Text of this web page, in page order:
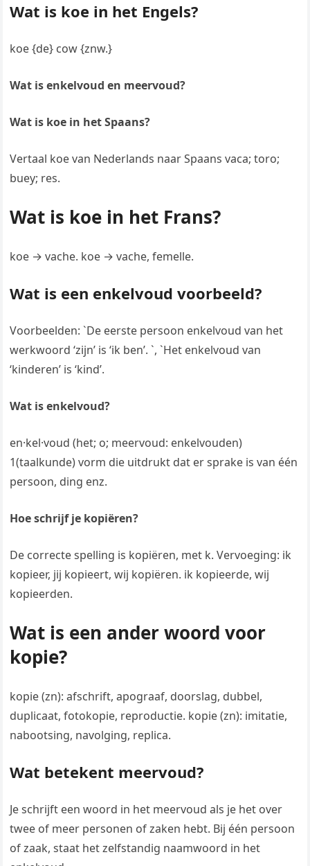
Wat is koe in het Engels?
koe {de} cow {znw.}
Wat is enkelvoud en meervoud?
Wat is koe in het Spaans?
Vertaal koe van Nederlands naar Spaans vaca; toro;
buey; res.
Wat is koe in het Frans?
koe → vache. koe → vache, femelle.
Wat is een enkelvoud voorbeeld?
Voorbeelden: `De eerste persoon enkelvoud van het
werkwoord ‘zijn’ is ‘ik ben’. `, `Het enkelvoud van
‘kinderen’ is ‘kind’.
Wat is enkelvoud?
en·kel·voud (het; o; meervoud: enkelvouden)
1(taalkunde) vorm die uitdrukt dat er sprake is van één
persoon, ding enz.
Hoe schrijf je kopiëren?
De correcte spelling is kopiëren, met k. Vervoeging: ik
kopieer, jij kopieert, wij kopiëren. ik kopieerde, wij
kopieerden.
Wat is een ander woord voor
kopie?
kopie (zn): afschrift, apograaf, doorslag, dubbel,
duplicaat, fotokopie, reproductie. kopie (zn): imitatie,
nabootsing, navolging, replica.
Wat betekent meervoud?
Je schrijft een woord in het meervoud als je het over
twee of meer personen of zaken hebt. Bij één persoon
of zaak, staat het zelfstandig naamwoord in het